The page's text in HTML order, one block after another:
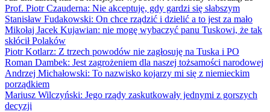
Prof. Piotr Czauderna: Nie akceptuję, gdy gardzi się słabszym
Stanisław Fudakowski: On chce rządzić i dzielić a to jest za mało
Mikołaj Jacek Kujawian: nie mogę wybaczyć panu Tuskowi, że tak
skłócił Polaków
Piotr Kotlarz: Z trzech powodów nie zagłosuję na Tuska i PO
Roman Dambek: Jest zagrożeniem dla naszej tożsamości narodowej
Andrzej Michałowski: To nazwisko kojarzy mi się z niemieckim
porządkiem
Mariusz Wilczyński: Jego rządy zaskutkowały jednymi z gorszych
decyzji